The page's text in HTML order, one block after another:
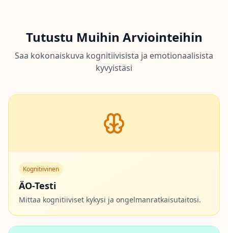
Tutustu Muihin Arviointeihin
Saa kokonaiskuva kognitiivisista ja emotionaalisista
kyvyistäsi
Kognitiivinen
ÄO-Testi
Mittaa kognitiiviset kykysi ja ongelmanratkaisutaitosi.